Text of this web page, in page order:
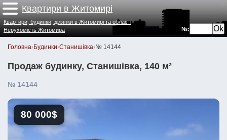
Квартири в Житомирі
№:
Квартири, будинки, ділянки в Житомирі та області
Нерухомість Житомира
Головна›Будинки›Станишівка›№ 14144
Продаж будинку, Станишівка, 140 м²
№ 14144
80 000$